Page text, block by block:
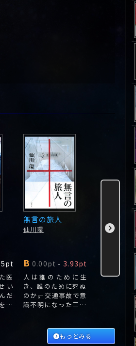
医
い
だ
知
無言の旅人
仙川環
B 0.00pt - 3.93pt
人は誰のために生
き、誰のために死ぬ
のか―。交通事故で意
識不明になった三島
リアルフ
貌屋 天才
医・柊貴
あなたは絶
れる!!どん
の真骨頂!
るのは罪
身の医療サ
最新版!美
す芸術家の
依頼者の顔
もっとみる